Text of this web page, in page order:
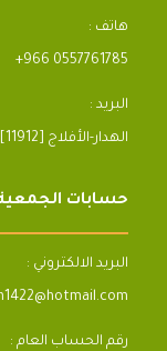
هاتف :
+966 0557761785
البريد :
[328]الهدار-الأفلاج [11912] ص.ب
حسابات
البريد الالكتروني :
رقم الحساب العام :